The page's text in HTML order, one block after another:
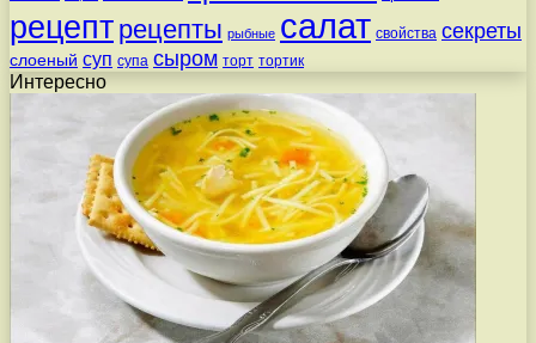
рецепт рецепты рыбные салат свойства секреты
слоеный суп супа сыром торт тортик
Интересно